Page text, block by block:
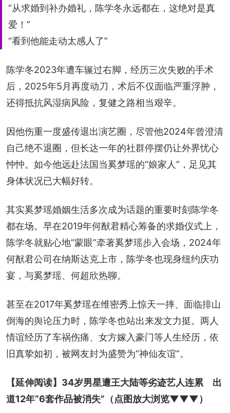
“从求婚到补办婚礼，陈学冬永远都在，这绝对是真
爱！”
“看到他能走动太感人了”
陈学冬2023年遭车辗过右脚，经历三次失败的手术
后，2025年5月再度动刀，术后不仅面临严重浮肿，
还得抵抗风湿病风险，复健之路相当艰辛。
因他伤重一度盛传退出演艺圈，尽管他2024年曾澄清
自己绝不退圈，但长达一年的社群停摆仍让外界忧心
忡忡。如今他远赴法国当奚梦瑶的“娘家人”，足见其
身体状况已大幅好转。
其实奚梦瑶婚姻生活多次成为话题的重要时刻陈学冬
都在场。早在2019年何猷君精心筹备的求婚仪式上，
陈学冬就贴心地“蒙眼”牵著奚梦瑶步入会场，2024年
何猷君公司在纳斯达克上市，陈学冬也现身纽约庆功
宴，与奚梦瑶、何超欣热聊。
甚至在2017年奚梦瑶在维密秀上惊天一摔、面临排山
倒海的舆论压力时，陈学冬也站出来发文力挺。两人
情谊经历了车祸伤痛、女方嫁入豪门等人生经历，依
旧真挚如初，被网友封为盛赞为“神仙友谊”。
【延伸阅读】 34岁男星遭王大陆等劣迹艺人连累　出
道12年“6套作品被消失” （点图放大浏览▼▼▼）